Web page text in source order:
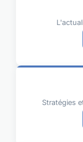
Stratégies